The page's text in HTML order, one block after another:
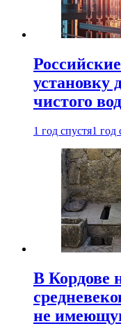
установку
чистого
1 год спустя1 год
В Кордове
не